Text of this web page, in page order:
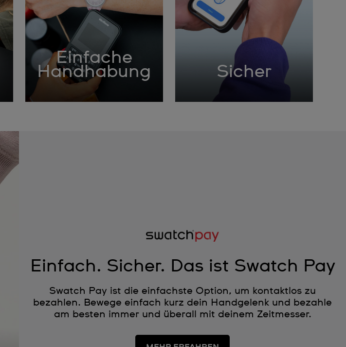
Einfache
Handhabung
Sicher
Einfach. Sicher. Das ist Swatch Pay
Swatch Pay ist die einfachste Option, um kontaktlos zu
bezahlen. Bewege einfach kurz dein Handgelenk und bezahle
am besten immer und überall mit deinem Zeitmesser.